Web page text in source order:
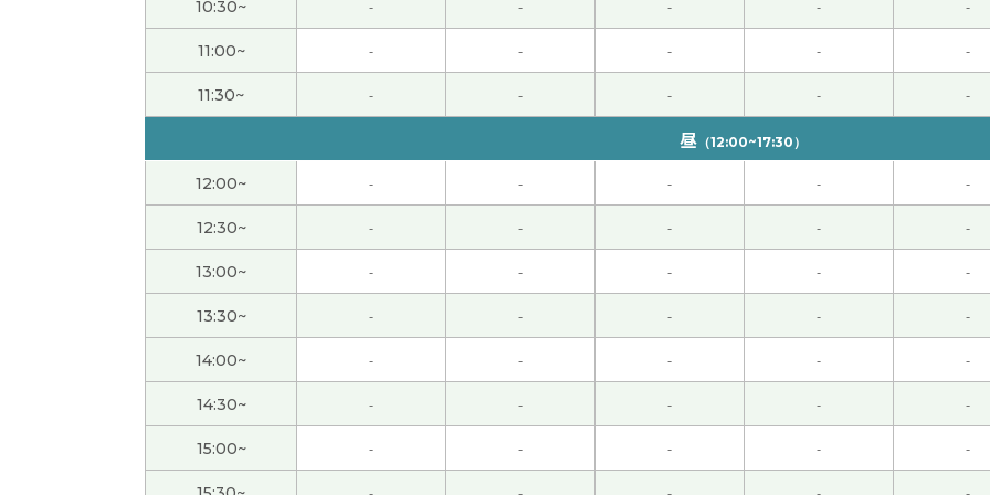
いつも楽しいお話をありがとうございます！また、いろいろ聞かせてくださいね！
USAKO老师、今天又上了一堂有趣的课。我期待下一堂课。谢谢您！
谢谢USAKO老师！好久不见了！对啊,时间过得真快啊!但是,我的中文进步比较慢哈哈哈。以"不怕慢,就怕站"
课。下次见～。
谢谢老师。
我真佩服你学日语和做国际交流工作的经历。也是对我很有益的。我希望你将来不久会找个更广泛的机会，也
男性 )
発音指導をありがとうございました。
楽しいレッスンをありがとうございました！
10:30~ - - - - -
11:00~ - - - - -
11:30~ - - - - -
昼（12:00~17:30）
12:00~ - - - - -
12:30~ - - - - -
13:00~ - - - - -
13:30~ - - - - -
14:00~ - - - - -
14:30~ - - - - -
15:00~ - - - - -